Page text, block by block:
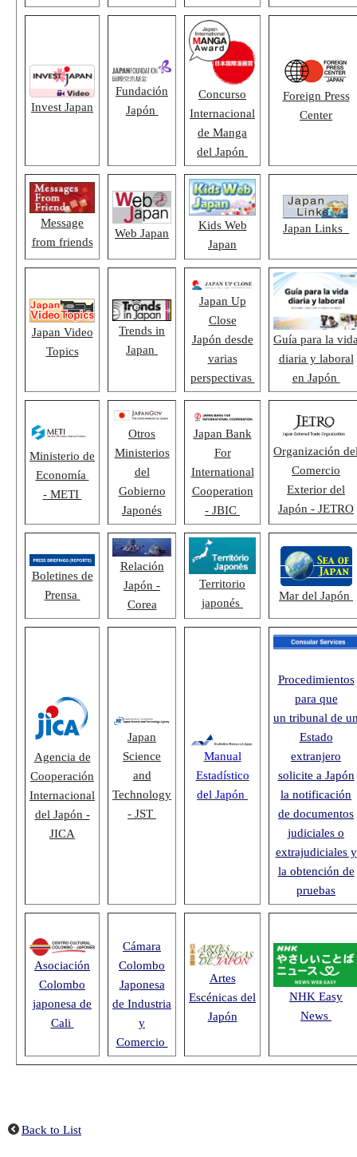
Invest Japan
Fundación
Japón
Concurso
Internacional
de Manga
del Japón
Foreign Press
Center
Message
from friends
Web Japan
Kids Web
Japan
Japan Links
Japan Video
Topics
Trends in
Japan
Japan Up
Close
Japón desde
varias
perspectivas
Guía para la
diaria y laboral
en Japón
Ministerio de
Economía
- METI
Otros
Ministerios
del
Gobierno
Japonés
Japan Bank
For
International
Cooperation
- JBIC
Organización
Comercio
Exterior del
Japón - JETRO
Boletines de
Prensa
Relación
Japón -
Corea
Territorio
japonés
Mar del Japón
Agencia de
Cooperación
Internacional
del Japón -
JICA
Japan
Science
and
Technology
- JST
Manual
Estadístico
del Japón
Procedimientos
para que
un tribunal de
Estado
extranjero
solicite a Japón
la notificación
de documentos
judiciales o
extrajudiciales y
la obtención de
pruebas
Asociación
Colombo
japonesa de
Cali
Cámara
Colombo
Japonesa
de Industria
y
Comercio
Artes
Escénicas del
Japón
NHK Easy
News
Back to List